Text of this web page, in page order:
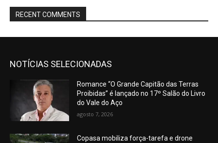
RECENT COMMENTS
NOTÍCIAS SELECIONADAS
Romance “O Grande Capitão das Terras
Proibidas” é lançado no 17º Salão do Livro
do Vale do Aço
agosto 7, 2026
Copasa mobiliza força-tarefa e drone